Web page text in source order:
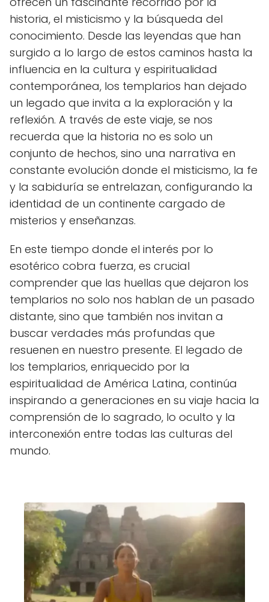
historia, el misticismo y la búsqueda del
conocimiento. Desde las leyendas que han
surgido a lo largo de estos caminos hasta la
influencia en la cultura y espiritualidad
contemporánea, los templarios han dejado
un legado que invita a la exploración y la
reflexión. A través de este viaje, se nos
recuerda que la historia no es solo un
conjunto de hechos, sino una narrativa en
constante evolución donde el misticismo, la fe
y la sabiduría se entrelazan, configurando la
identidad de un continente cargado de
misterios y enseñanzas.
En este tiempo donde el interés por lo
esotérico cobra fuerza, es crucial
comprender que las huellas que dejaron los
templarios no solo nos hablan de un pasado
distante, sino que también nos invitan a
buscar verdades más profundas que
resuenen en nuestro presente. El legado de
los templarios, enriquecido por la
espiritualidad de América Latina, continúa
inspirando a generaciones en su viaje hacia la
comprensión de lo sagrado, lo oculto y la
interconexión entre todas las culturas del
mundo.